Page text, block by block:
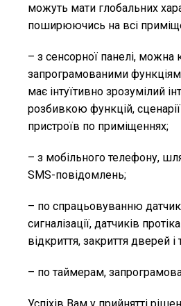
можуть мати глобальних
поширюючись на всі
– з сенсорної панелі, можна
запрограмованими
має інтуїтивно зрозумілий
розбивкою функцій,
пристроїв по приміщеннях;
– з мобільного телефону,
SMS-повідомлень;
– по спрацьовуванню
сигналізації, датчиків
відкриття, закриття дверей і
– по таймерам,